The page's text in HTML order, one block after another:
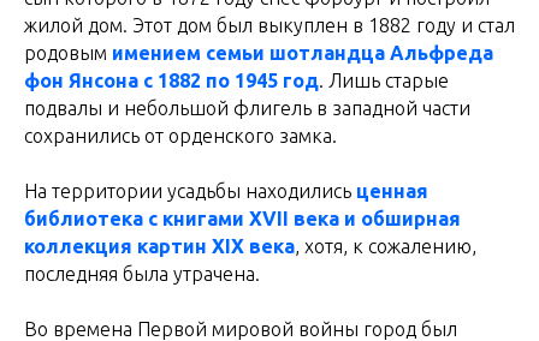
жилой дом. Этот дом был выкуплен в 1882 году и стал
родовым имением семьи шотландца Альфреда
фон Янсона с 1882 по 1945 год . Лишь старые
подвалы и небольшой флигель в западной части
сохранились от орденского замка.
На территории усадьбы находились ценная
библиотека с книгами XVII века и обширная
коллекция картин XIX века , хотя, к сожалению,
последняя была утрачена.
Во времена Первой мировой войны город был